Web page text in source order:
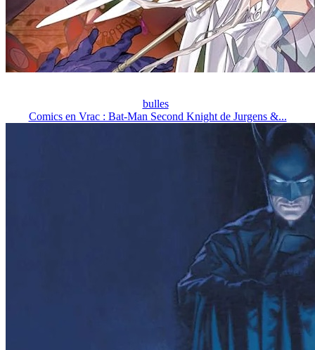
bulles
Comics en Vrac : Bat-Man Second Knight de Jurgens &...